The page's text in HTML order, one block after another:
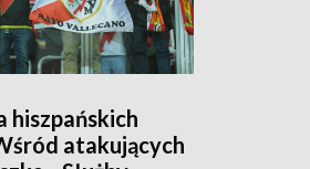
hiszpańskich
atakujących